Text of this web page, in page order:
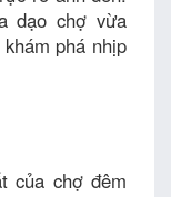
dạo chợ vừa
phá nhịp
của chợ đêm